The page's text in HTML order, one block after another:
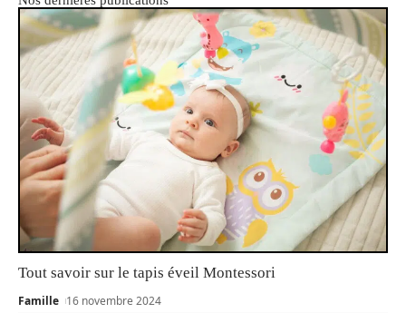
Tout savoir sur le tapis éveil Montessori
Famille 16 novembre 2024